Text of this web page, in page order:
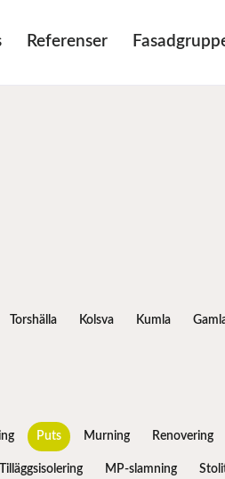
Referenser
Torshälla Kolsva Kumla
Puts Murning Renovering
Tilläggsisolering MP-slamning